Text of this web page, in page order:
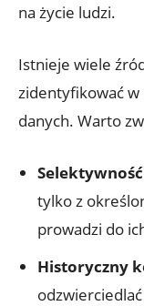
na życie ludzi.
Istnieje wiele
zidentyfikować w
danych. Warto
tylko z
prowadzi do
Historyczny